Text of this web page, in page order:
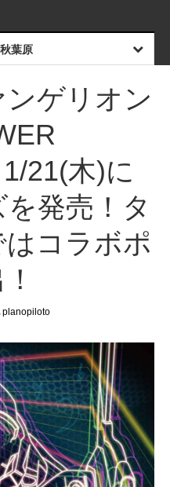
葉原
ゲリオン
21(木)に
発売！タ
コラボポ
planopiloto